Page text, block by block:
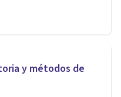
y métodos de